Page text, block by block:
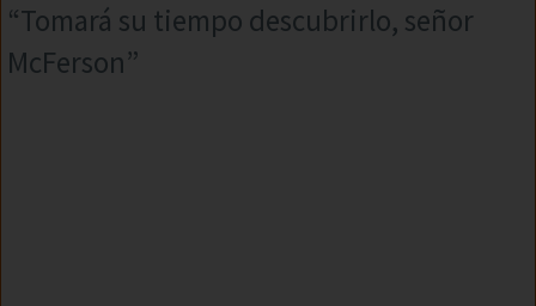
“Tomará su tiempo descubrirlo, señor
McFerson”